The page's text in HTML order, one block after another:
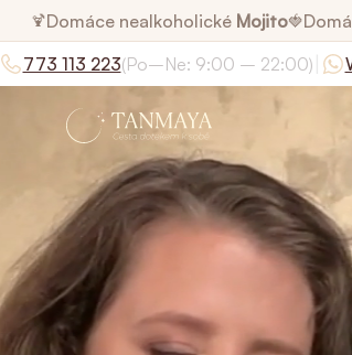
🍹Domáce nealkoholické Mojito🍓
773 113 223(Po–Ne: 9:00 – 22:00)